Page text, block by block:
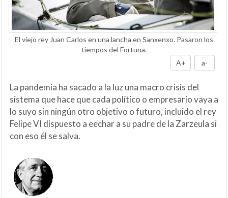
El viejo rey Juan Carlos en una lancha en Sanxenxo. Pasaron los
tiempos del Fortuna.
A+
a-
La pandemia ha sacado a la luz una macro crisis del
sistema que hace que cada político o empresario vaya a
lo suyo sin ningún otro objetivo o futuro, incluido el rey
Felipe VI dispuesto a eechar a su padre de la Zarzeula si
con eso él se salva.